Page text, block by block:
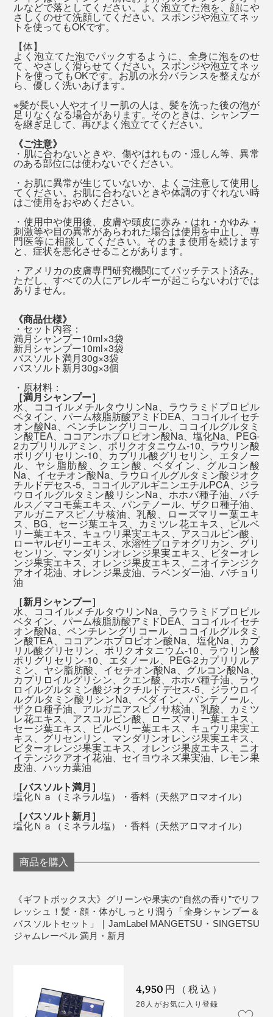
『SINGETSU（新月）』は、新しい始まり、リフレッシ
ュをイメージした香り。
爽やかなレモンやペパーミント、樹木を思わせるジュニ
パーを中心に、こちらも天然オイルをブレンドしていま
す。
香りを感じる嗅覚は、私たちの五感で唯一、感情や記憶
をコントロールする、脳の大脳辺縁系へ直接伝わりま
す。
自然の香りをかぐと、私たちが山や森で感じた癒しの体
験とつながって、心地よさを呼び覚ましてくれるそう。
『MANGETSU（満月）』と『SINGETSU（新月）』、
香りの選び方は自由です。好みや気分に合せて、どちら
かの香りを選んだり、月の満ち欠けに合せて使い分けた
り。
大好きな香りで全身を洗いながら、自然ならではの心地
よさを、たっぷり浴びてください。
シャンプー後はすぐに流さないで、そのまま髪を「泡パ
ック」するのがオススメ（2分以上）。その間に、残り
洗ってください。
※髪が長い人やオイリー肌の人は、髪を洗った後の泡が足りなくなる場合がありま
す。そのときは、シャンプーを継ぎ足して、再びよく泡立ててください。
全身を洗ったら、一気にシャワーで流して終了。洗い流
「泡パック」した髪は、しっとりまとまって、指どおり
なめらか。髪を乾かした後も、しっとり感が続いて、ヘ
アオイルでケアしたようにまとまります。
湯上り後の顔も体も、しっとり。タオルで拭いた後も、
肌がつっぱる感じは、まずありません。
今までのように、化粧水にオイル、クリームと、何重も
塗り重ねるような保湿ケアは、必要ないはずです。
『MANGETSU（満月）』『SINGETSU（新月）』の全
身シャンプーは、年間1,000人以上の髪を扱うトップサ
ロンオーナーを始め、薬剤師やコスメ処方研究員といっ
たエキスパートたちが、試作しては、プロの美容師たち
とともに使用感をチェック。
本当の心地よさのために、50回以上の試作をくり返し
て、洗い心地、仕上がりともに極めた全身シャンプーを
完成させました。
こだわりの「泡」は、泡立ちがよくて、モチモチの感
天然岩塩は溶けやすく、岩塩といっしょに、
『MANGETSU（満月）』『SINGETSU（新月）』の香
りも溶けていくので、バスソルトは、湯船に入る直前に
入れることをおすすめします。
38～40℃のややぬるめのお湯に、15～20分ほど、ゆっ
くり浸かりましょう。浸かった後は、シャワーで流さず
に、そのまま上がってください（バスソルトの香りは、
ほとんど残りません）
バスソルトと全身シャンプーの使い方を説明したご案内カード入り
発汗作用や、角質を柔らかくして汚れを落としやすくす
るといった高い温浴効果で、全身ホカホカ、肌しっと
り。
本品は、『MANGETSU（満月）』『SINGETSU（新
月）』の全身シャンプー各3袋とバスソルト各3袋のギフ
トセット。自宅だけでなく、旅行や出張、ジムへ持って
いってもちょうどいいサイズです。
忙しいあの人に、ハーブ香る入浴で、脳のリフレッシュ
体験を贈りましょう。
バスソルトは、袋を開けると、フワッと香りが広がっ
て、いい気持ち。
湯船に入れると、香りも溶けていって、ほとんど感じな
くなりますが、ミネラル豊富なお湯のおかげでしょう、
ぬるめのお湯でも、体がよく温まります。
実は、MONOCOの原稿の〆切日は、忙しさと疲れで、
『MANGETSU（満月）』『SINGETSU（新月）』を使
うようになってからは、忙しくても、夜のうちにお風呂
へ入るようになりました！
香りを感じると、山や公園で自然に触れた時の記憶や心
地よさを思い出して、それまでの仕事から意識が“離れ
る”からでしょうか。
シャワーを浴びているうちに、急に、「あ、書き出しは
こうしよう」「こんな言葉があったな」と、アイデアが
心地よい脳のシャワー体験、忙しいあの人に、ぜひ贈っ
てください。
ルなどで落としてください。よく泡立てた泡を、顔にや
さしくのせて洗顔してください。スポンジや泡立てネッ
トを使ってもOKです。
【体】
よく泡立てた泡でパックするように、全身に泡をのせ
て、やさしく滑らせてください。スポンジや泡立てネッ
トを使ってもOKです。お肌の水分バランスを整えなが
ら、優しく洗いあげます。
※髪が長い人やオイリー肌の人は、髪を洗った後の泡が
足りなくなる場合があります。そのときは、シャンプー
を継ぎ足して、再びよく泡立ててください。
《ご注意》
・肌に合わないときや、傷やはれもの・湿しん等、異常
のある部位には使わないでください。
・お肌に異常が生じていないか、よくご注意して使用し
てください。お肌に合わないときや体調のすぐれない時
はご使用をおやめください。
・使用中や使用後、皮膚や頭皮に赤み・はれ・かゆみ・
刺激等や目の異常があらわれた場合は使用を中止し、専
門医等に相談してください。そのまま使用を続けます
と、症状を悪化させることがあります。
・アメリカの皮膚専門研究機関にてパッチテスト済み。
ただし、すべての人にアレルギーが起こらないわけでは
ありません。
《商品仕様》
・セット内容：
満月シャンプー10ml×3袋
新月シャンプー10ml×3袋
バスソルト満月30g×3袋
バスソルト新月30g×3個
・原材料：
［満月シャンプー］
水、ココイルメチルタウリンNa、ラウラミドプロピル
ベタイン、パーム核脂肪酸アミドDEA、ココイルイセチ
オン酸Na、ペンチレングリコール、ココイルグルタミ
ン酸TEA、ココアンホプロピオン酸Na、塩化Na、PEG-
2カプリリルアミン、ポリクオタニウム-10、ラウリン酸
ポリグリセリン-10、カプリル酸グリセリン、エタノー
ル、ヤシ脂肪酸、クエン酸、ベダイン、グルコン酸
Na、イセチオン酸Na、ラウロイルグルタミン酸ジオク
チルドデセス-5、ココイルアルギニンエチルPCA、ジラ
ウロイルグルタミン酸リシンNa、ホホバ種子油、バチ
ルス／マコモ葉エキス、パンテノール、ザクロ種子油、
アルガニアスピノサ核油、乳酸、ローズマリー葉エキ
ス、BG、セージ葉エキス、カミツレ花エキス、ビルベ
リー葉エキス、キュウリ果実エキス、アスコルビン酸、
ローヤルゼリーエキス、水溶性プロテオグリカン、グリ
センリン、マンダリンオレンジ果実エキス、ビターオレ
ンジ果実エキス、オレンジ果皮エキス、ニオイテンジク
アオイ花油、オレンジ果皮油、ラベンダー油、パチョリ
油
［新月シャンプー］
水、ココイルメチルタウリンNa、ラウラミドプロピル
ベタイン、パーム核脂肪酸アミドDEA、ココイルイセチ
オン酸Na、ペンチレングリコール、ココイルグルタミ
ン酸TEA、ココアンホプロピオン酸Na、塩化Na、カプ
リル酸グリセリン、ポリクオタニウム-10、ラウリン酸
ポリグリセリン-10、エタノール、PEG-2カプリリルア
ミン、ヤシ脂肪酸、イセチオン酸Na、グルコン酸Na、
カプリロイルグリシン、クエン酸、ホホバ種子油、ラウ
ロイルグルタミン酸ジオクチルドデセス-5、ジラウロイ
ルグルタミン酸リシンNa、ベダイン、パンテノール、
ザクロ種子油、アルガニアスピノサ核油、乳酸、カミツ
レ花エキス、アスコルビン酸、ローズマリー葉エキス、
セージ葉エキス、ビルベリー葉エキス、キュウリ果実エ
キス、グリセンリン、マンダリンオレンジ果実エキス、
ビターオレンジ果実エキス、オレンジ果皮エキス、ニオ
イテンジクアオイ花油、セイヨウネズ果実油、レモン果
皮油、ハッカ葉油
［バスソルト満月］
塩化Ｎａ（ミネラル塩）・香料（天然アロマオイル）
［バスソルト新月］
塩化Ｎａ（ミネラル塩）・香料（天然アロマオイル）
商品を購入
《ギフトボックス大》グリーンや果実の“自然の香り”でリフ
レッシュ！髪・顔・体がしっとり潤う「全身シャンプー＆
バスソルトセット」｜JamLabel MANGETSU・SINGETSU
ジャムレーベル 満月・新月
4,950 円（税込）
28人がお気に入り登録